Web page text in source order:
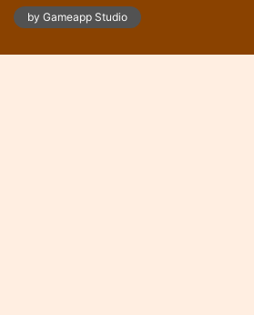
by Gameapp Studio